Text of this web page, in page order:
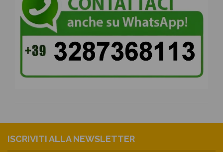
ISCRIVITI ALLA NEWSLETTER